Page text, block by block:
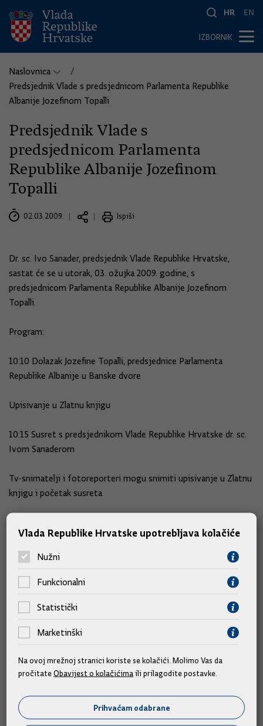
HR EN
IZBORNIK
Naslovnica
Predsjednik Vlade s predsjednicom Parlamenta Republike
Albanije Jozefinom Topalli
Predsjednik Vlade s
predsjednicom Parlamenta
Republike Albanije Jozefinom
Topalli
02.03.2009. Ispiši
Dr. sc. Ivo Sanader, predsjednik Vlade Republike Hrvatske,
sastat će se u utorak, 03. ožujka 2009. godine, s
predsjednicom Parlamenta Republike Albanije Jozefinom
Topalli.
Program:
10:10 Dolazak Jozefine Topalli, predsjednice Parlamenta
Republike Albanije u Banske dvore
Upisivanje u Zlatnu knjigu
10:15 Susret s predsjednikom Vlade Republike Hrvatske dr. sc.
Ivom Sanaderom
Tv-snimatelji i fotoreporteri mogu snimiti upisivanje u Zlatnu
knjigu i početak susreta.
Slične vijesti
Vlada Republike Hrvatske upotrebljava kolačiće
Nužni
Funkcionalni
Statistički
Marketinški
Na ovoj mrežnoj stranici koriste se kolačići. Molimo Vas da
pročitateObavijest o kolačićima ili prilagodite postavke.
Prihvaćam odabrane